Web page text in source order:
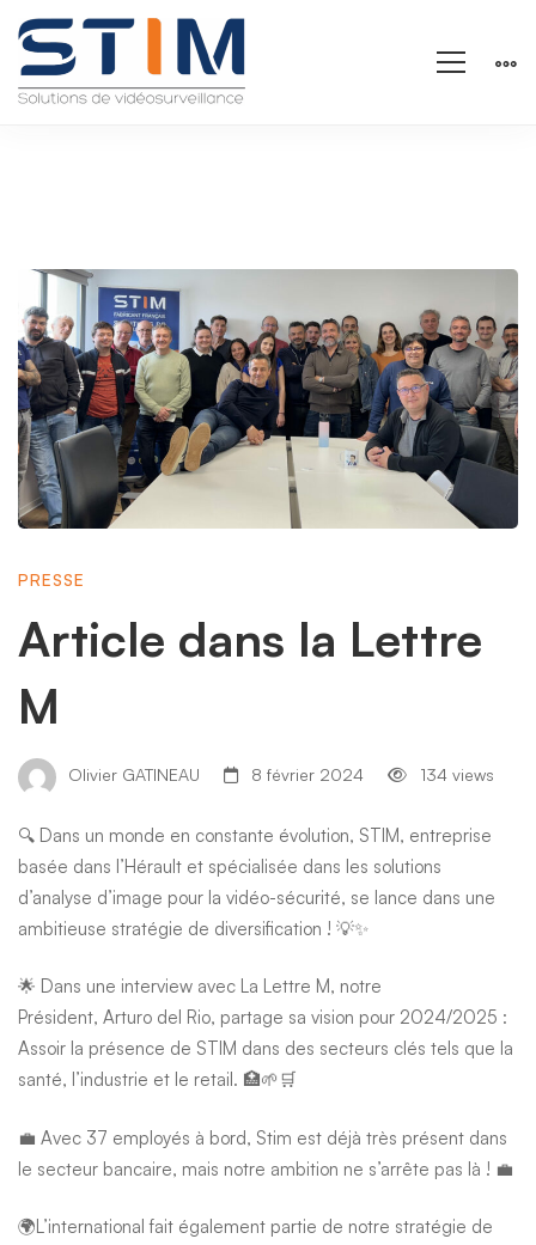
Article
dans
la
Lettre
M
PRESSE
Article dans la Lettre
M
Olivier GATINEAU 8 février 2024 134 views
🔍 Dans un monde en constante évolution, STIM, entreprise
basée dans l’Hérault et spécialisée dans les solutions
d’analyse d’image pour la vidéo-sécurité, se lance dans une
ambitieuse stratégie de diversification ! 💡✨
🌟 Dans une interview avec La Lettre M, notre
Président, Arturo del Rio, partage sa vision pour 2024/2025 :
Assoir la présence de STIM dans des secteurs clés tels que la
santé, l’industrie et le retail. 🏥🌱🛒
💼 Avec 37 employés à bord, Stim est déjà très présent dans
le secteur bancaire, mais notre ambition ne s’arrête pas là ! 💼
🌍L’international fait également partie de notre stratégie de